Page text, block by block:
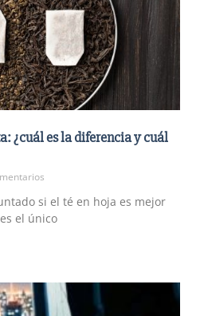
¿cuál es la diferencia y cuál
si el té en hoja es mejor
el único